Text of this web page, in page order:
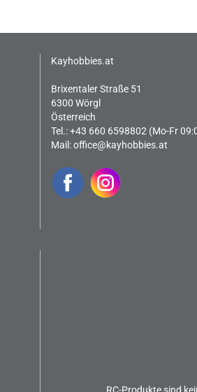
Kayhobbies.at
Brixentaler Straße 51
6300 Wörgl
Österreich
Tel.: +43 660 6598802 (Mo-Fr
Mail:office@kayhobbies.at